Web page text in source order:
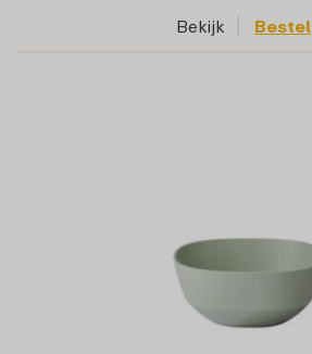
Bekijk Bestel